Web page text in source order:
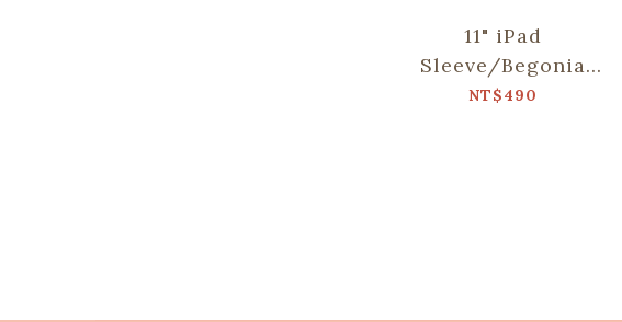
11" iPad
Sleeve/Begonia
Glass Pattern/Sweet
NT$490